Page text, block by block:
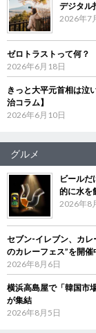
デジタル
2026年7
ゼロトラストって何？
2026年6月18日
きっと大平元首相は泣
治コラム】
2026年6月10日
グルメ
ビール
的に水を
2026年8
セブン‐イレブン、カ
のカレーフェス”を開催
2026年8月6日
横浜高島屋で「韓国市
が集結
2026年8月5日